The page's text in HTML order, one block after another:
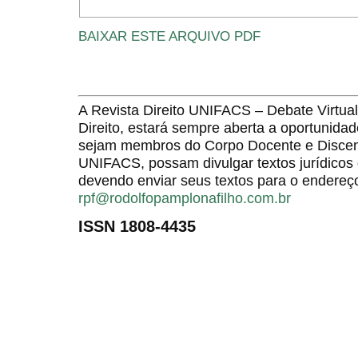
BAIXAR ESTE ARQUIVO PDF
A Revista Direito UNIFACS – Debate
Direito, estará sempre aberta a
sejam membros do Corpo Docente e
UNIFACS, possam divulgar textos
devendo enviar seus textos para o
rpf@rodolfopamplonafilho.com.br
ISSN 1808-4435